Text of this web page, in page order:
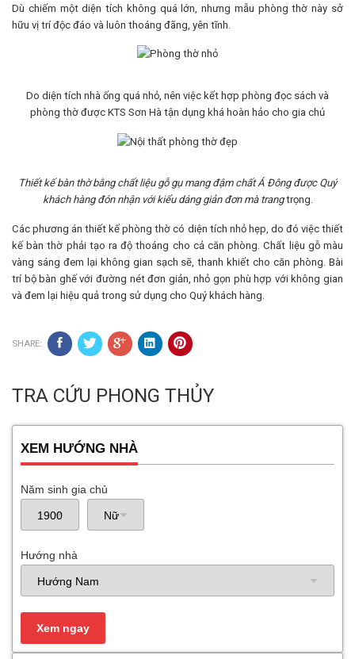
Dù chiếm một diện tích không quá lớn, nhưng mẫu phòng thờ này sở
hữu vị trí độc đáo và luôn thoáng đãng, yên tĩnh.
Do diện tích nhà ống quá nhỏ, nên việc kết hợp phòng đọc sách và
phòng thờ được KTS Sơn Hà tận dụng khá hoàn hảo cho gia chủ
Thiết kế bàn thờ bằng chất liệu gỗ gụ mang đậm chất Á Đông được Quý
khách hàng đón nhận với kiểu dáng giản đơn mà trangtrọng.
Các phương án thiết kế phòng thờ có diện tích nhỏ hẹp, do đó việc thiết
kế bàn thờ phải tạo ra độ thoáng cho cả căn phòng. Chất liệu gỗ màu
vàng sáng đem lại không gian sạch sẽ, thanh khiết cho căn phòng. Bài
trí bộ bàn ghế với đường nét đơn giản, nhỏ gọn phù hợp với không gian
và đem lại hiệu quả trong sử dụng cho Quý khách hàng.
SHARE:
TRA CỨU PHONG THỦY
XEM HƯỚNG NHÀ
Năm sinh gia chủ
Hướng nhà